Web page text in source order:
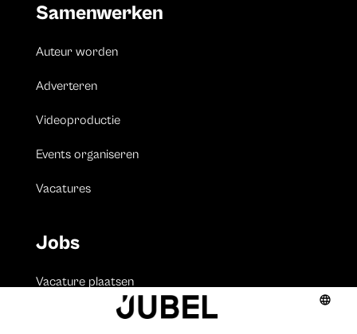
Samenwerken
Auteur worden
Adverteren
Videoproductie
Events organiseren
Vacatures
Jobs
Vacature plaatsen